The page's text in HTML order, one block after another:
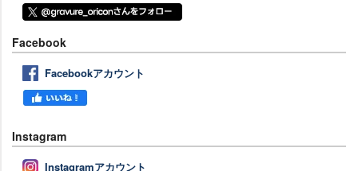
Facebook
Facebookアカウント
Instagram
Instagramアカウント